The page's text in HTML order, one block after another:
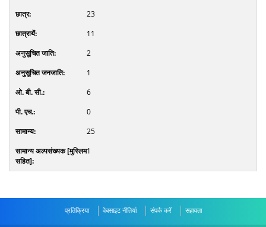
23
11
2
1
6
0
25
1
प्रतिक्रिया वेबसाइट नीतियां संपर्क करें सहायता